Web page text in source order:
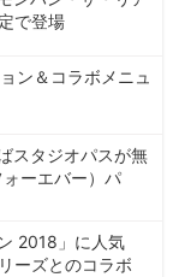
で登場
ン＆コラボメニュ
スタジオパスが無
ーエバー）パ
2018」に人気
ーズとのコラボ